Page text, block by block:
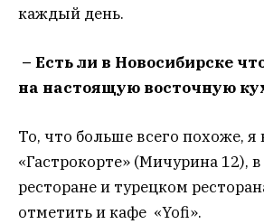
каждый день.
– Есть ли в Новосибирске
на настоящую восточную
То, что больше всего похоже, я
«Гастрокорте» (Мичурина 12),
ресторане и турецком
отметить и кафе «Yofi».